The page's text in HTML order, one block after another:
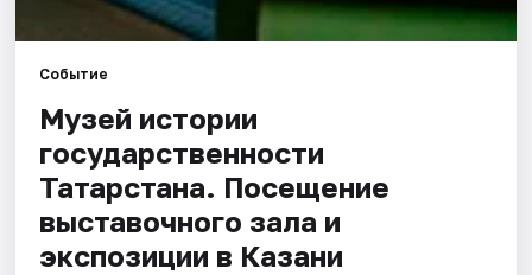
Событие
Музей истории
государственности
Татарстана. Посещение
выставочного зала и
экспозиции в Казани